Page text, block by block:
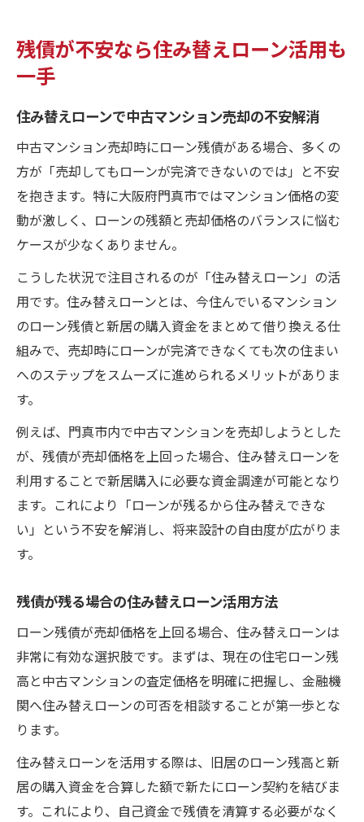
残債が不安なら住み替えローン活用も
一手
住み替えローンで中古マンション売却の不安解消
中古マンション売却時にローン残債がある場合、多くの
方が「売却してもローンが完済できないのでは」と不安
を抱きます。特に大阪府門真市ではマンション価格の変
動が激しく、ローンの残額と売却価格のバランスに悩む
ケースが少なくありません。
こうした状況で注目されるのが「住み替えローン」の活
用です。住み替えローンとは、今住んでいるマンション
のローン残債と新居の購入資金をまとめて借り換える仕
組みで、売却時にローンが完済できなくても次の住まい
へのステップをスムーズに進められるメリットがありま
す。
例えば、門真市内で中古マンションを売却しようとした
が、残債が売却価格を上回った場合、住み替えローンを
利用することで新居購入に必要な資金調達が可能となり
ます。これにより「ローンが残るから住み替えできな
い」という不安を解消し、将来設計の自由度が広がりま
す。
残債が残る場合の住み替えローン活用方法
ローン残債が売却価格を上回る場合、住み替えローンは
非常に有効な選択肢です。まずは、現在の住宅ローン残
高と中古マンションの査定価格を明確に把握し、金融機
関へ住み替えローンの可否を相談することが第一歩とな
ります。
住み替えローンを活用する際は、旧居のローン残高と新
居の購入資金を合算した額で新たにローン契約を結びま
す。これにより、自己資金で残債を清算する必要がなく